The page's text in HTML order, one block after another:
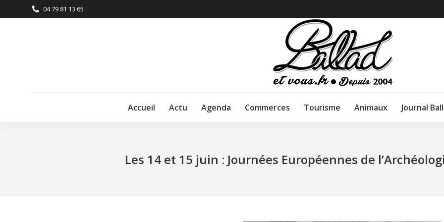
04 79 81 13 65
Accueil Actu Agenda Commerces Tourisme Animaux Journal
Les 14 et 15 juin : Journées Européennes de